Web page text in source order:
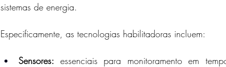
sistemas de energia.
Especificamente, as tecnologias habilitadoras incluem:
Sensores: essenciais para monitoramento em